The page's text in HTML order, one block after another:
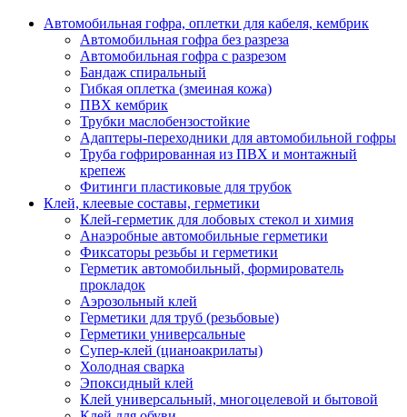
Автомобильная гофра, оплетки для кабеля, кембрик
Автомобильная гофра без разреза
Автомобильная гофра с разрезом
Бандаж спиральный
Гибкая оплетка (змеиная кожа)
ПВХ кембрик
Трубки маслобензостойкие
Адаптеры-переходники для автомобильной гофры
Труба гофрированная из ПВХ и монтажный
крепеж
Фитинги пластиковые для трубок
Клей, клеевые составы, герметики
Клей-герметик для лобовых стекол и химия
Анаэробные автомобильные герметики
Фиксаторы резьбы и герметики
Герметик автомобильный, формирователь
прокладок
Аэрозольный клей
Герметики для труб (резьбовые)
Герметики универсальные
Супер-клей (цианоакрилаты)
Холодная сварка
Эпоксидный клей
Клей универсальный, многоцелевой и бытовой